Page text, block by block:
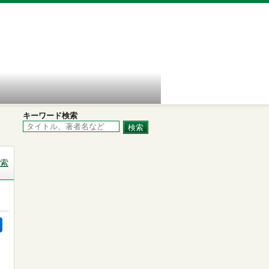
キーワード検索